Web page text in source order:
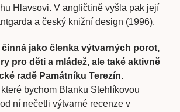
Hlavsovi. V angličtině vyšla pak její
a český knižní design (1996).
činná jako členka výtvarných porot,
pro děti a mládež, ale také aktivně
radě Památníku Terezín.
bychom Blanku Stehlíkovou
ní nečetli výtvarné recenze v